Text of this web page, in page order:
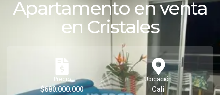
Apartamento en venta
en Cristales
Precio
$680.000.000
Ubicación
Cali